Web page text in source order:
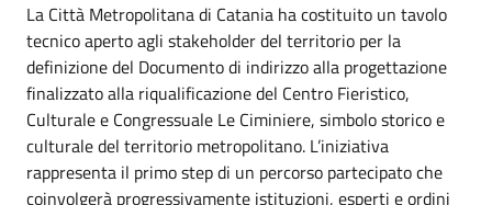
La Città Metropolitana di Catania ha costituito un tavolo
tecnico aperto agli stakeholder del territorio per la
definizione del Documento di indirizzo alla progettazione
finalizzato alla riqualificazione del Centro Fieristico,
Culturale e Congressuale Le Ciminiere, simbolo storico e
culturale del territorio metropolitano. L’iniziativa
rappresenta il primo step di un percorso partecipato che
coinvolgerà progressivamente istituzioni, esperti e ordini